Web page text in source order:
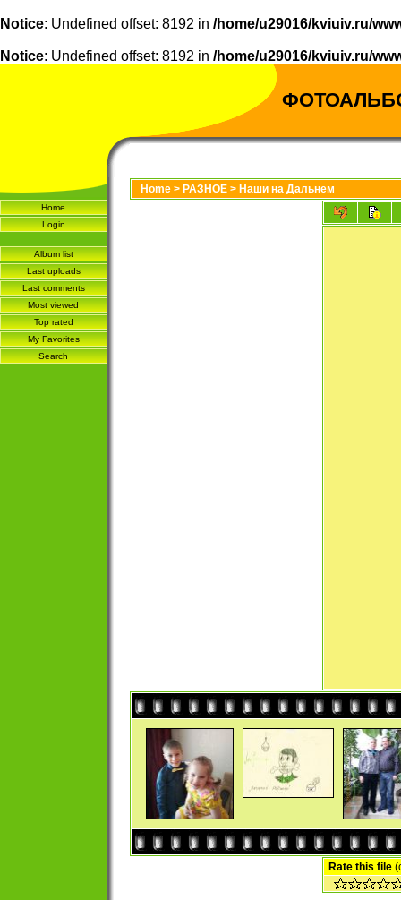
Notice: Undefined offset: 8192 in /home/u29016/kviuiv.ru/
Notice: Undefined offset: 8192 in /home/u29016/kviuiv.ru/
Home
Login
Album list
Last uploads
Last comments
Most viewed
Top rated
My Favorites
Search
Home > РАЗНОЕ > Наши на Дальнем
Rate this file